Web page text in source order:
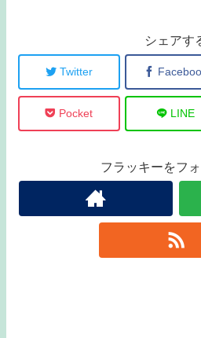
シェアす
Twitter
Pocket LINE
フラッキーをフ